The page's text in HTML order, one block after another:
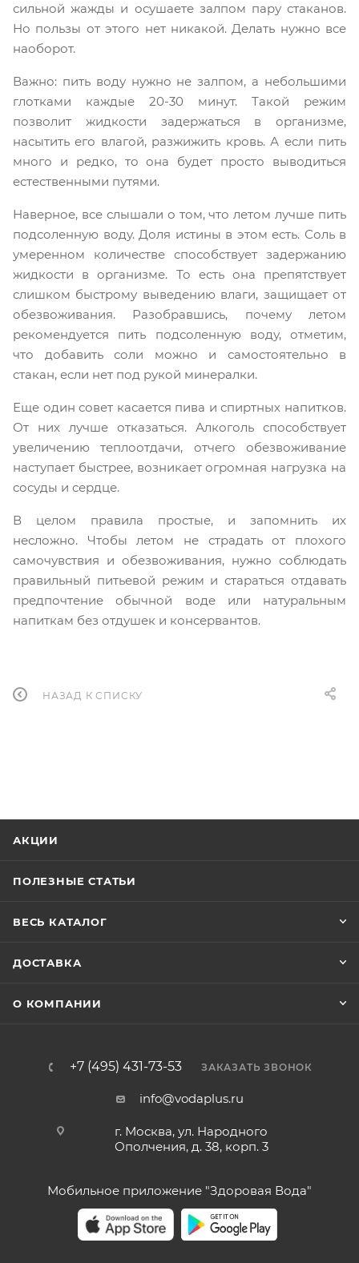
сильной жажды и осушаете залпом пару стаканов.
Но пользы от этого нет никакой. Делать нужно все
наоборот.
Важно: пить воду нужно не залпом, а небольшими
глотками каждые 20-30 минут. Такой режим
позволит жидкости задержаться в организме,
насытить его влагой, разжижить кровь. А если пить
много и редко, то она будет просто выводиться
естественными путями.
Наверное, все слышали о том, что летом лучше пить
подсоленную воду. Доля истины в этом есть. Соль в
умеренном количестве способствует задержанию
жидкости в организме. То есть она препятствует
слишком быстрому выведению влаги, защищает от
обезвоживания. Разобравшись, почему летом
рекомендуется пить подсоленную воду, отметим,
что добавить соли можно и самостоятельно в
стакан, если нет под рукой минералки.
Еще один совет касается пива и спиртных напитков.
От них лучше отказаться. Алкоголь способствует
увеличению теплоотдачи, отчего обезвоживание
наступает быстрее, возникает огромная нагрузка на
сосуды и сердце.
В целом правила простые, и запомнить их
несложно. Чтобы летом не страдать от плохого
самочувствия и обезвоживания, нужно соблюдать
правильный питьевой режим и стараться отдавать
предпочтение обычной воде или натуральным
напиткам без отдушек и консервантов.
НАЗАД К СПИСКУ
АКЦИИ
ПОЛЕЗНЫЕ СТАТЬИ
ВЕСЬ КАТАЛОГ
ДОСТАВКА
О КОМПАНИИ
+7 (495) 431-73-53 ЗАКАЗАТЬ ЗВОНОК
info@vodaplus.ru
г. Москва, ул. Народного
Ополчения, д. 38, корп. 3
Мобильное приложение "Здоровая Вода"